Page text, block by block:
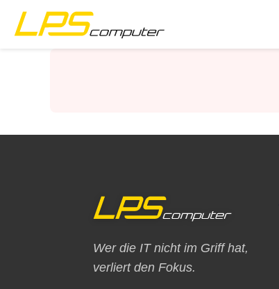
Wer die IT nicht im Griff hat,
verliert den Fokus.